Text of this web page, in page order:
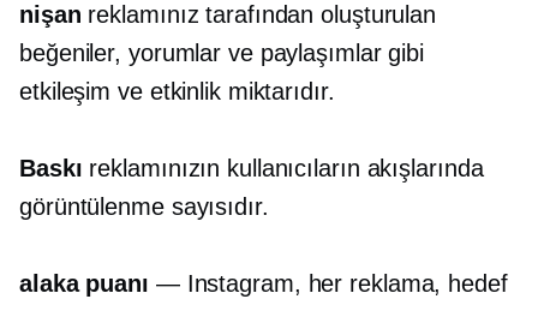
nişan reklamınız tarafından oluşturulan
beğeniler, yorumlar ve paylaşımlar gibi
etkileşim ve etkinlik miktarıdır.
Baskı reklamınızın kullanıcıların akışlarında
görüntülenme sayısıdır.
alaka puanı — Instagram, her reklama, hedef